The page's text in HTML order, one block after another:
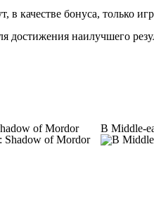
качестве бонуса, только
наилучшего
of Mordor В Middle-